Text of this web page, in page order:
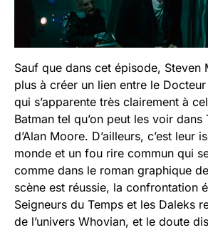
Sauf que dans cet épisode, Steven
plus à créer un lien entre le
qui s’apparente très clairement à
Batman tel qu’on peut les voir
d’Alan Moore. D’ailleurs, c’est leur
monde et un fou rire commun qui
comme dans le roman graphique
scène est réussie, la confrontation
Seigneurs du Temps et les Daleks
de l’univers Whovian, et le doute